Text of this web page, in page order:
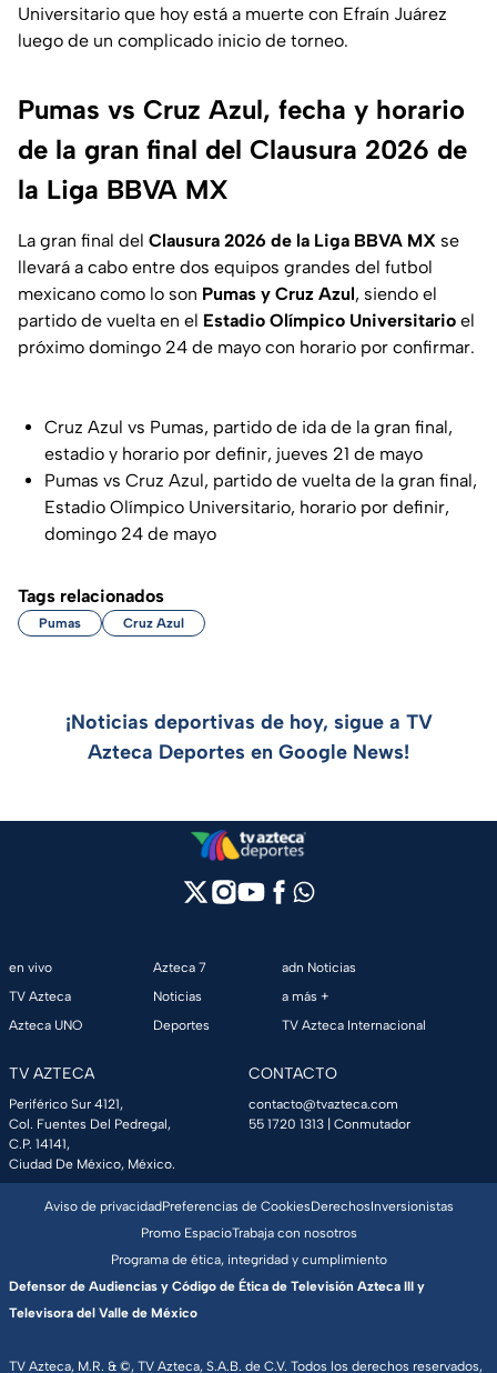
Universitario que hoy está a muerte con Efraín Juárez
luego de un complicado inicio de torneo.
Pumas vs Cruz Azul, fecha y horario
de la gran final del Clausura 2026 de
la Liga BBVA MX
La gran final del Clausura 2026 de la Liga BBVA MX se
llevará a cabo entre dos equipos grandes del futbol
mexicano como lo son Pumas y Cruz Azul, siendo el
partido de vuelta en el Estadio Olímpico Universitario el
próximo domingo 24 de mayo con horario por confirmar.
Cruz Azul vs Pumas, partido de ida de la gran final,
estadio y horario por definir, jueves 21 de mayo
Pumas vs Cruz Azul, partido de vuelta de la gran final,
Estadio Olímpico Universitario, horario por definir,
domingo 24 de mayo
Tags relacionados
Pumas Cruz Azul
¡Noticias deportivas de hoy, sigue a TV
Azteca Deportes en Google News!
en vivo
TV Azteca
Azteca UNO
Azteca 7
Noticias
Deportes
adn Noticias
a más +
TV Azteca Internacional
TV AZTECA
Periférico Sur 4121,
Col. Fuentes Del Pedregal,
C.P. 14141,
Ciudad De México, México.
CONTACTO
contacto@tvazteca.com
55 1720 1313 | Conmutador
TV Azteca, M.R. & ©, TV Azteca, S.A.B. de C.V. Todos los derechos reservados,
Aviso de privacidadPreferencias de CookiesDerechosInversionistas
Promo EspacioTrabaja con nosotros
Programa de ética, integridad y cumplimiento
Defensor de Audiencias y Código de Ética de Televisión Azteca III y
Televisora del Valle de México